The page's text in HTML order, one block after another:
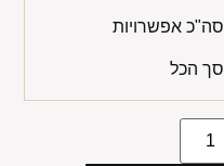
סה"כ אפשרויות
סך הכל